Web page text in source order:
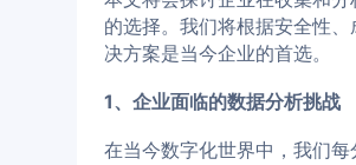
的选择。我们将根据安全性
决方案是当今企业的首选。
1、企业面临的数据分析挑战
在当今数字化世界中，我们